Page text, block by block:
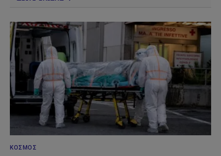
ΚΌΣΜΟΣ